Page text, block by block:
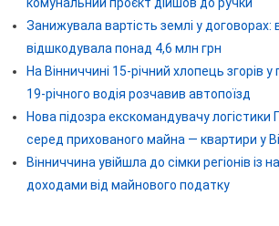
Занижувала вартість землі у договорах:
відшкодувала понад 4,6 млн грн
На Вінниччині 15-річний хлопець згорів
19-річного водія розчавив автопоїзд
Нова підозра екскомандувачу логістики
серед прихованого майна — квартири у
Вінниччина увійшла до сімки регіонів із
доходами від майнового податку